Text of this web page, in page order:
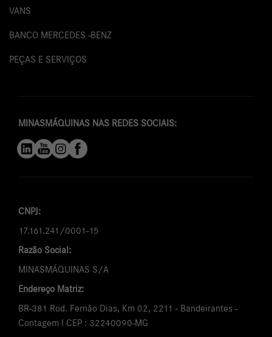
VANS
BANCO MERCEDES -BENZ
PEÇAS E SERVIÇOS
MINASMÁQUINAS NAS REDES SOCIAIS:
CNPJ:
17.161.241/0001-15
Razão Social:
MINASMÁQUINAS S/A
Endereço Matriz:
BR-381 Rod. Fernão Dias, Km 02, 2211 - Bandeirantes -
Contagem I CEP : 32240090-MG